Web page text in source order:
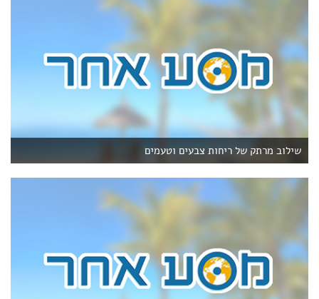
שילוב מרתק של ריחות צבעים וטעמים